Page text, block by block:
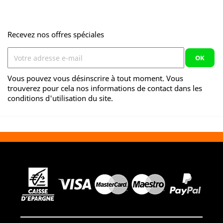
Recevez nos offres spéciales
Vous pouvez vous désinscrire à tout moment. Vous
trouverez pour cela nos informations de contact dans les
conditions d'utilisation du site.